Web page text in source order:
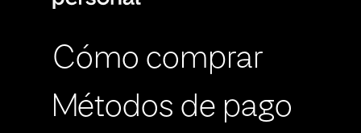
Cómo comprar
Métodos de pago